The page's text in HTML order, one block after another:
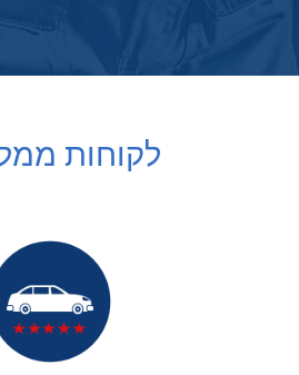
לקוחות